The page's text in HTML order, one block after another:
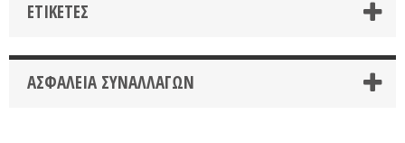
ΕΤΙΚΈΤΕΣ
ΑΣΦΆΛΕΙΑ ΣΥΝΑΛΛΑΓΏΝ